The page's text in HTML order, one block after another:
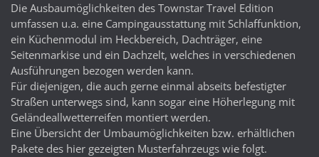
Die Ausbaumöglichkeiten des Townstar Travel Edition
umfassen u.a. eine Campingausstattung mit Schlaffunktion,
ein Küchenmodul im Heckbereich, Dachträger, eine
Seitenmarkise und ein Dachzelt, welches in verschiedenen
Ausführungen bezogen werden kann.
Für diejenigen, die auch gerne einmal abseits befestigter
Straßen unterwegs sind, kann sogar eine Höherlegung mit
Geländeallwetterreifen montiert werden.
Eine Übersicht der Umbaumöglichkeiten bzw. erhältlichen
Pakete des hier gezeigten Musterfahrzeugs wie folgt.